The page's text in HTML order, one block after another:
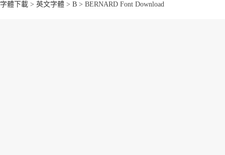
字體下載 > 英文字體 > B > BERNARD Font Download